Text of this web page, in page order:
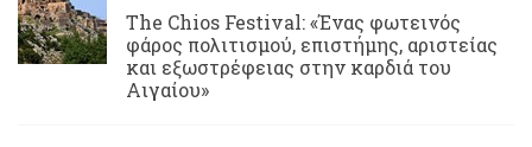
Τhe Chios Festival: «Ένας φωτεινός
φάρος πολιτισμού, επιστήμης, αριστείας
και εξωστρέφειας στην καρδιά του
Αιγαίου»